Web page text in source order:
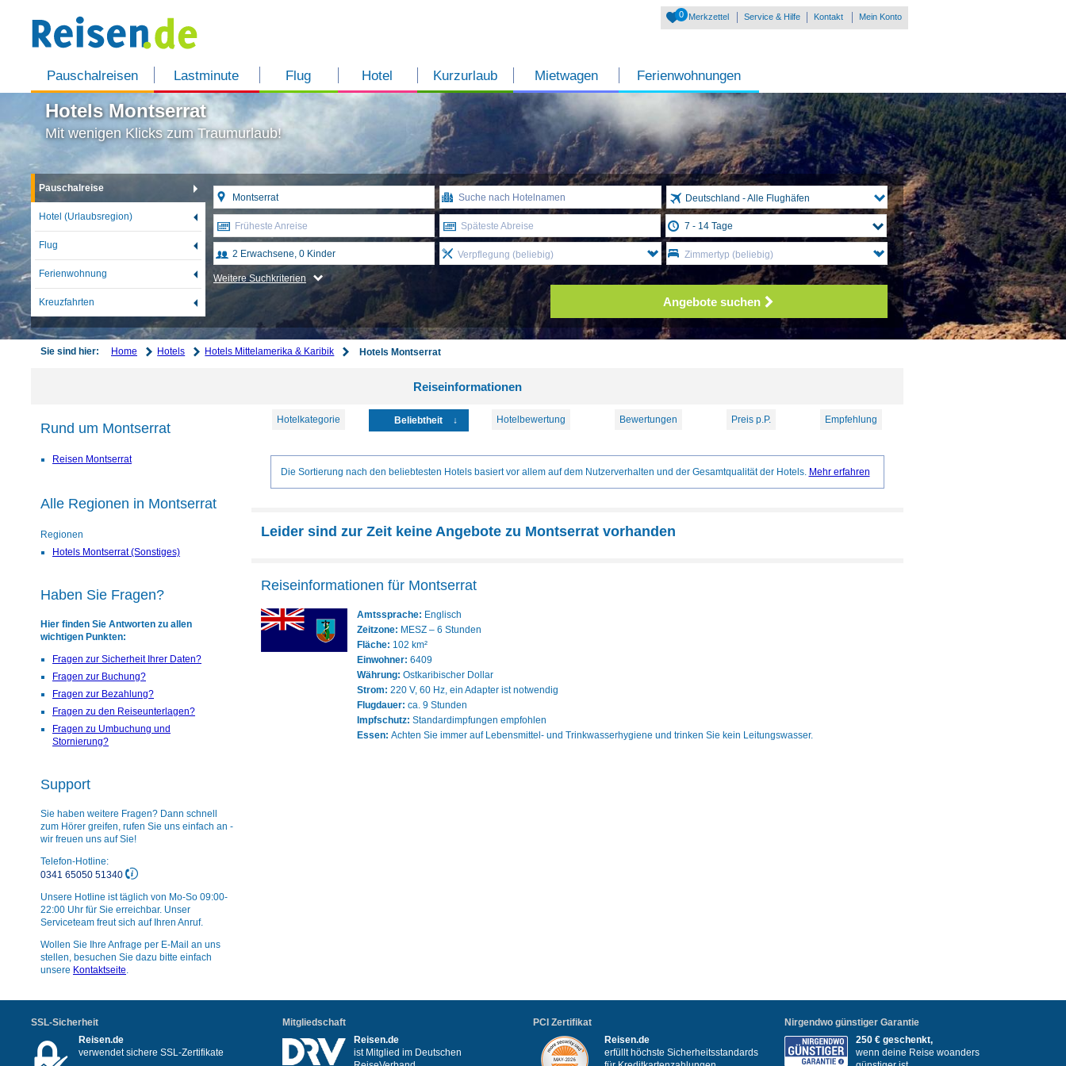
Pauschalreisen Lastminute Flug Hotel Kurzurlaub Mietwagen Ferienwohnungen
0 Merkzettel Service & Hilfe Kontakt Mein Konto
Hotels Montserrat
Mit wenigen Klicks zum Traumurlaub!
Pauschalreise
Hotel (Urlaubsregion)
Flug
Ferienwohnung
Kreuzfahrten
Deutschland - Alle Flughäfen
Früheste Anreise Späteste Abreise
Verpflegung (beliebig) Zimmertyp (beliebig)
Weitere Suchkriterien
Angebote suchen
Sie sind hier: Home Hotels Hotels Mittelamerika & Karibik Hotels Montserrat
Reiseinformationen
Hotelkategorie Beliebtheit Hotelbewertung Bewertungen Preis p.P. Empfehlung
Die Sortierung nach den beliebtesten Hotels basiert vor allem auf dem Nutzerverhalten und der Gesamtqualität der Hotels. Mehr erfahren
Leider sind zur Zeit keine Angebote zu Montserrat vorhanden
Reiseinformationen für Montserrat
Amtssprache: Englisch
Zeitzone: MESZ – 6 Stunden
Fläche: 102 km²
Einwohner: 6409
Währung: Ostkaribischer Dollar
Strom: 220 V, 60 Hz, ein Adapter ist notwendig
Flugdauer: ca. 9 Stunden
Impfschutz: Standardimpfungen empfohlen
Essen: Achten Sie immer auf Lebensmittel- und Trinkwasserhygiene und trinken Sie kein Leitungswasser.
Rund um Montserrat
Reisen Montserrat
Alle Regionen in Montserrat
Regionen
Hotels Montserrat (Sonstiges)
Haben Sie Fragen?
Hier finden Sie Antworten zu allen
wichtigen Punkten:
Fragen zur Sicherheit Ihrer Daten?
Fragen zur Buchung?
Fragen zur Bezahlung?
Fragen zu den Reiseunterlagen?
Fragen zu Umbuchung und
Stornierung?
Support
Sie haben weitere Fragen? Dann schnell
zum Hörer greifen, rufen Sie uns einfach an -
wir freuen uns auf Sie!
Telefon-Hotline:
0341 65050 51340
Unsere Hotline ist täglich von Mo-So 09:00-
22:00 Uhr für Sie erreichbar. Unser
Serviceteam freut sich auf Ihren Anruf.
Wollen Sie Ihre Anfrage per E-Mail an uns
stellen, besuchen Sie dazu bitte einfach
unsere Kontaktseite.
SSL-Sicherheit
Reisen.de
verwendet sichere SSL-Zertifikate
Mitgliedschaft
Reisen.de
ist Mitglied im Deutschen
PCI Zertifikat
Reisen.de
erfüllt höchste Sicherheitsstandards
Nirgendwo günstiger Garantie
250 € geschenkt,
wenn deine Reise woanders